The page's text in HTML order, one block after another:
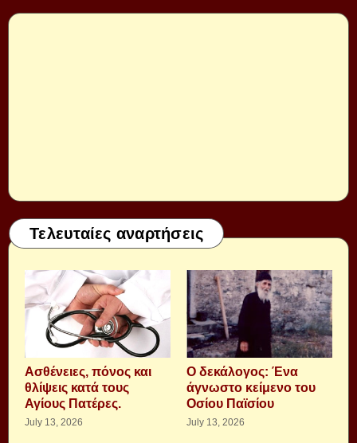
Τελευταίες αναρτήσεις
Aσθένειες, πόνος και
θλίψεις κατά τους
Αγίους Πατέρες.
July 13, 2026
Ο δεκάλογος: Ένα
άγνωστο κείμενο του
Οσίου Παϊσίου
July 13, 2026